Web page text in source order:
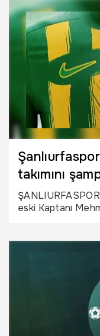
yere gider.
etmeyin. Ya
görmezden
olun." ifadeleri
takımını
eski Kaptanı